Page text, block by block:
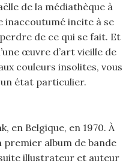
de la médiathèque à
inaccoutumé incite à se
de ce qui se fait. Et
œuvre d’art vieille de
couleurs insolites, vous
état particulier.
en Belgique, en 1970. À
premier album de bande
illustrateur et auteur